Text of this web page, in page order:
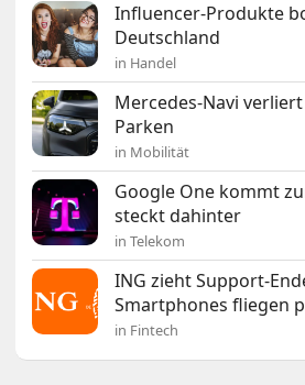
Influencer-Produkte
Deutschland
in Handel
Mercedes-Navi
Parken
in Mobilität
Google One kommt
steckt dahinter
in Telekom
ING zieht Support-
Smartphones fliegen
in Fintech